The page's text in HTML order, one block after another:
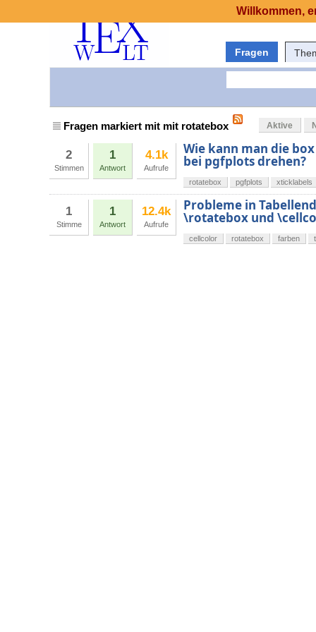
Fragen
Fragen markiert mit mit rotatebox Aktive
2
Stimmen
1
Antwort
4.1k
Aufrufe
Wie kann man die
bei pgfplots drehen?
rotatebox pgfplots xticklabels
1
Stimme
1
Antwort
12.4k
Aufrufe
Probleme in
\rotatebox und
cellcolor rotatebox farben
Willkommen,